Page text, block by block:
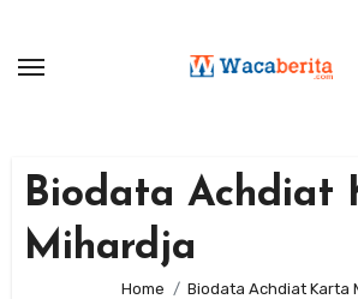
content
Biodata Achdiat
Mihardja
Home Biodata Achdiat Karta